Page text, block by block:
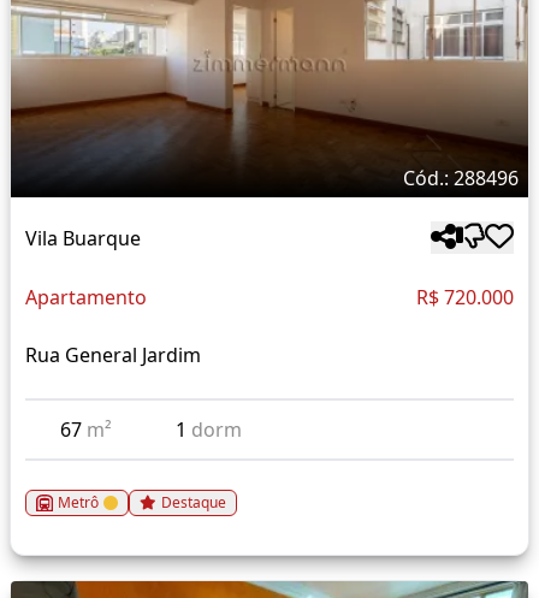
Cód.: 288496
Vila Buarque
Apartamento R$ 720.000
Rua General Jardim
67 m² 1 dorm
Metrô Destaque